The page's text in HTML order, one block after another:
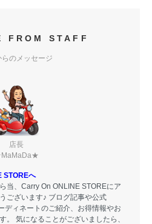
FROM STAFF
らのメッセージ
店長
STOREへ
当、Carry On ONLINE STOREにア
ございます♪ ブログ記事や公式
ディネートのご紹介、お得情報やお
。 気になることがございましたら、